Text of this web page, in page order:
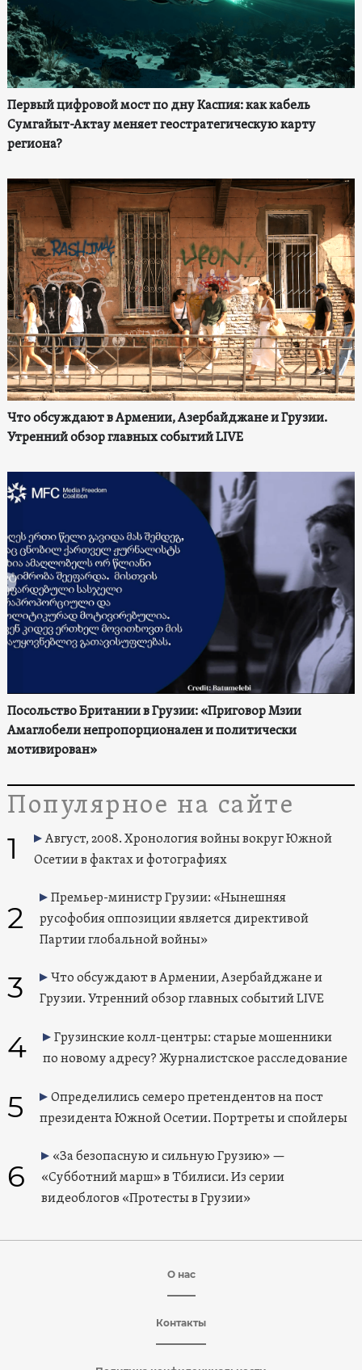
Первый цифровой мост по дну Каспия: как кабель
Сумгайыт-Актау меняет геостратегическую карту
региона?
Что обсуждают в Армении, Азербайджане и Грузии.
Утренний обзор главных событий LIVE
Посольство Британии в Грузии: «Приговор Мзии
Амаглобели непропорционален и политически
мотивирован»
Популярное на сайте
1
Август, 2008. Хронология войны вокруг Южной
Осетии в фактах и фотографиях
2
Премьер-министр Грузии: «Нынешняя
русофобия оппозиции является директивой
Партии глобальной войны»
3
Что обсуждают в Армении, Азербайджане и
Грузии. Утренний обзор главных событий LIVE
4
Грузинские колл-центры: старые мошенники
по новому адресу? Журналистское расследование
5
Определились семеро претендентов на пост
президента Южной Осетии. Портреты и спойлеры
6
«За безопасную и сильную Грузию» —
«Субботний марш» в Тбилиси. Из серии
видеоблогов «Протесты в Грузии»
О нас
Контакты